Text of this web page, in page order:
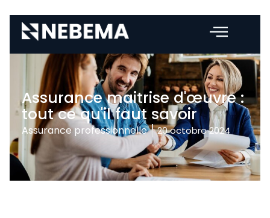
Assurance maitrise d'œuvre :
tout ce qu'il faut savoir
Assurance professionnelle 20 octobre 2024